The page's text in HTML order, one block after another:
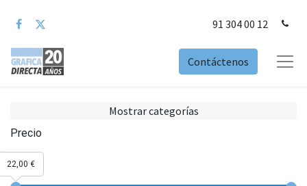
91 304 00 12
Contáctenos
Mostrar categorías
Precio
22,00 €